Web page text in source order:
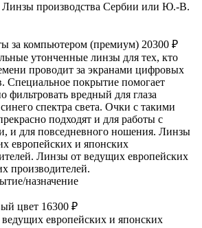
производства Сербии или Ю.-В.
за компьютером (премиум) 20300 ₽
утонченные линзы для тех, кто
проводит за экранами цифровых
Специальное покрытие помогает
фильтровать вредный для глаза
спектра света. Очки с такими
подходят и для работы с
и для повседневного ношения. Линзы
европейских и японских
Линзы от ведущих европейских
производителей.
назначение
цвет 16300 ₽
европейских и японских